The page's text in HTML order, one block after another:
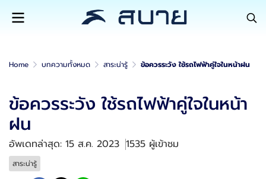
Home บทความทั้งหมด สาระน่ารู้ ข้อควรระวัง ใช้รถไฟฟ้าคู่ใจในหน้าฝน
ข้อควรระวัง ใช้รถไฟฟ้าคู่ใจในหน้า
ฝน
อัพเดทล่าสุด: 15 ส.ค. 2023 1535 ผู้เข้าชม
สาระน่ารู้